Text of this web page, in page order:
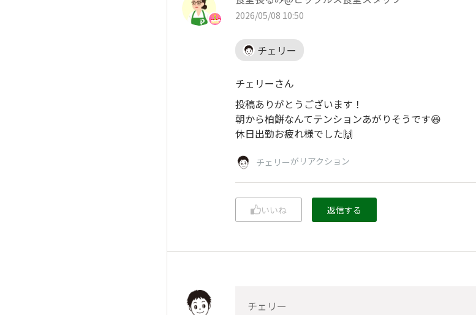
2026/05/08 10:50
チェリー
チェリーさん
投稿ありがとうございます！
朝から柏餅なんてテンションあがりそうです😆
休日出勤お疲れ様でした🙌
チェリーがリアクション
いいね 返信する
チェリー